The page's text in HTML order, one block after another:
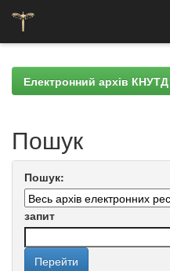
navigationЕлектронний архів КНУТД
Пошук
Пошук:
запит